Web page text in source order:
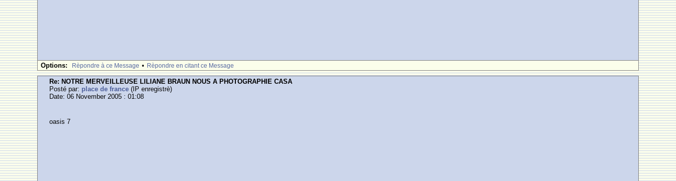
Options: Rèpondre à ce Message • Rèpondre en citant ce Message
Re: NOTRE MERVEILLEUSE LILIANE BRAUN NOUS A PHOTOGRAPHIE CASA
Posté par: place de france (IP enregistrè)
Date: 06 November 2005 : 01:08
oasis 7